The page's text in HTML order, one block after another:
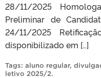
28/11/2025
Preliminar de
24/11/2025
disponibilizado em […]
Tags: aluno regular,
letivo 2025/2.